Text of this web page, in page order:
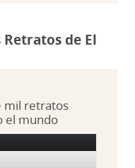
de El
mil retratos
el mundo